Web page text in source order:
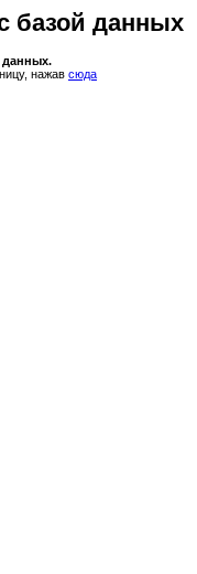
базой данных
данных.
нажав сюда